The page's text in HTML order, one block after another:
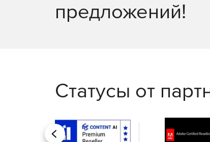
предложений!
Статусы от
Назад